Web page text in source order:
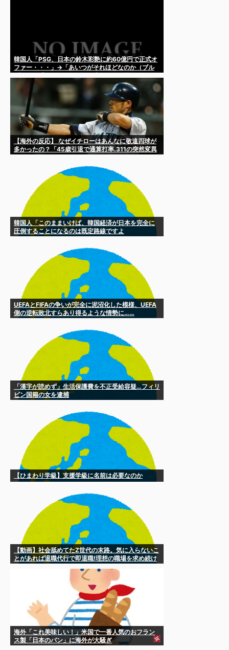
韓国人「PSG、日本の鈴木彩艶に約60億円で正式オ
ファー・・・」→「あいつがそれほどなのか（ブル
ど、それでもやっぱり羨ましいね」
【海外の反応】 なぜイチローはあんなに敬遠四球が
多かったの？「45歳引退で通算打率.311の突然変異
韓国人「このままいけば、韓国経済が日本を完全に
圧倒することになるのは既定路線ですよ
UEFAとFIFAの争いが完全に泥沼化した模様、UEFA
側の逆転敗北すらあり得るような情勢に……
「漢字が読めず」生活保護費を不正受給容疑…フィリ
ピン国籍の女を逮捕
【ひまわり学級】支援学級に名前は必要なのか
【動画】社会舐めてたZ世代の末路。気に入らないこ
とがあれば退職代行で即退職!理想の職場を求め続け
海外「これ美味しい！」米国で一番人気のおフラン
ス製「日本のパン」に海外が大騒ぎ